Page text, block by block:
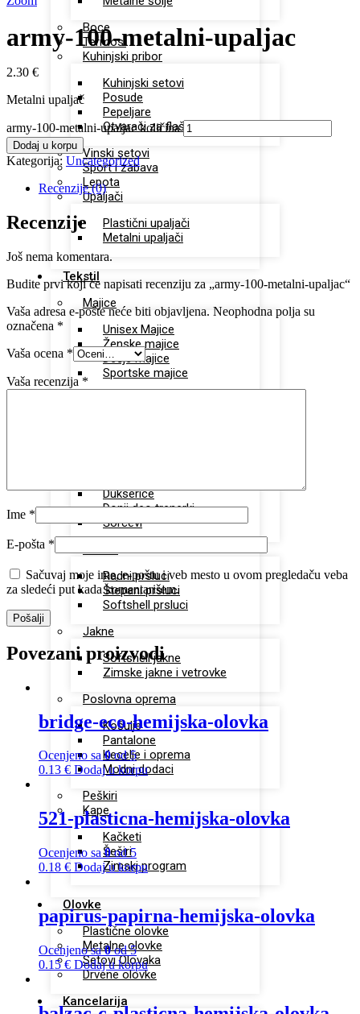
Boce
Termosi
Kuhinjski pribor
Kuhinjski setovi
Posude
Pepeljare
Otvarači za flaše
Vinski setovi
Sport i zabava
Lepota
Upaljači
Plastični upaljači
Metalni upaljači
Tekstil
Majice
Unisex Majice
Ženske majice
Dečje majice
Sportske majice
Dukserice
Donji deo trenerki
Šorcevi
Prsluci
Radni prsluci
Štepani prsluci
Softshell prsluci
Jakne
Softshell jakne
Zimske jakne i vetrovke
Poslovna oprema
Košulje
Pantalone
Kecelje i oprema
Modni dodaci
Peškiri
Kape
Kačketi
Šeširi
Zimski program
Olovke
Plastične olovke
Metalne olovke
Setovi Olovaka
Drvene olovke
Kancelarija
army-100-metalni-upaljac
2.30 €
Metalni upaljač
army-100-metalni-upaljac količina
Dodaj u korpu
Kategorija: Uncategorized
Recenzije (0)
Recenzije
Još nema komentara.
Budite prvi koji će napisati recenziju za „army-100-metalni-upaljac“
Vaša adresa e-pošte neće biti objavljena. Neophodna polja su
označena *
Vaša ocena *
Vaša recenzija *
Ime *
E-pošta *
Sačuvaj moje ime, e-poštu i veb mesto u ovom pregledaču veba
za sledeći put kada komentarišem.
Povezani proizvodi
bridge-eco-hemijska-olovka
Ocenjeno sa0od 5
0.13 € Dodaj u korpu
521-plasticna-hemijska-olovka
Ocenjeno sa0od 5
0.18 € Dodaj u korpu
papirus-papirna-hemijska-olovka
Ocenjeno sa0od 5
0.15€ Dodaj u korpu